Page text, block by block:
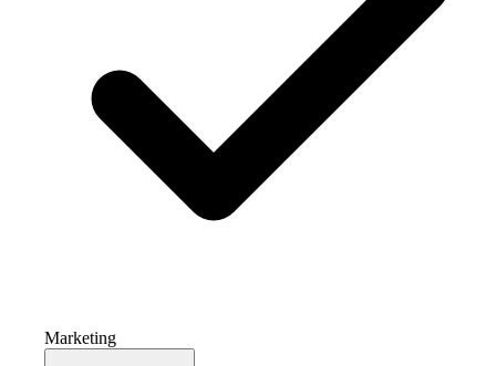
Marketing